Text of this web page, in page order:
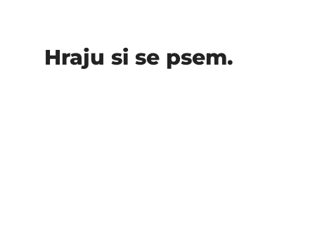
Hraju si se psem.